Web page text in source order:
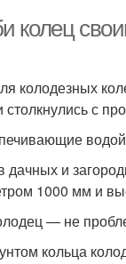
колец
колодезных
столкнулись с
и
1000 мм и
— не
кольца